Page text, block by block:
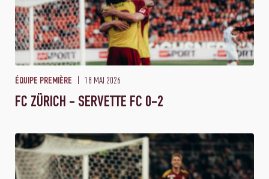
ÉQUIPE PREMIÈRE 18 MAI 2026
FC ZÜRICH - SERVETTE FC 0-2